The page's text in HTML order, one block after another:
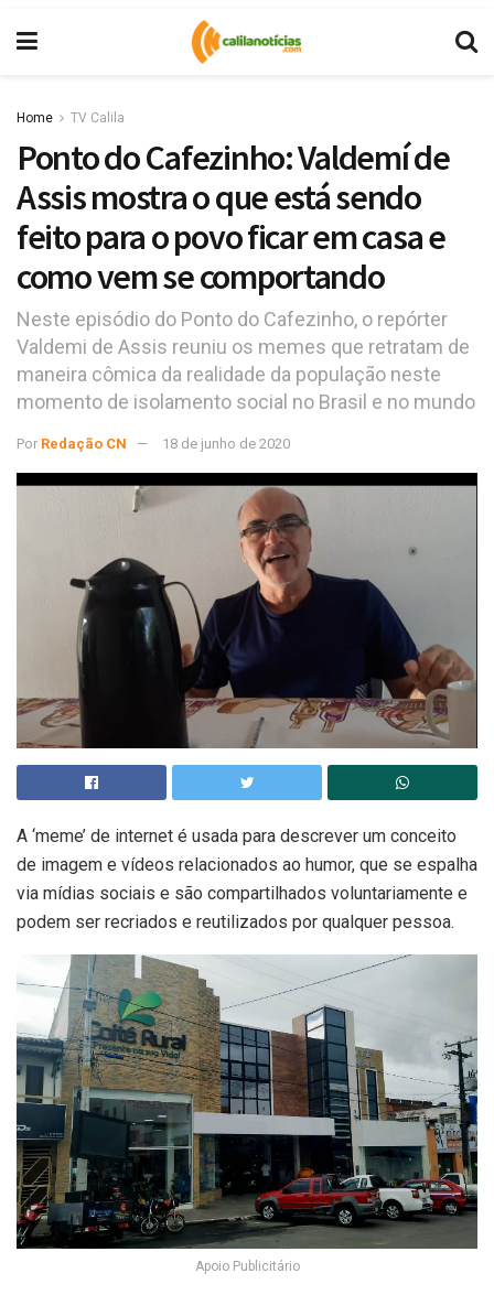
Home TV Calila
Ponto do Cafezinho: Valdemí de
Assis mostra o que está sendo
feito para o povo ficar em casa e
como vem se comportando
Neste episódio do Ponto do Cafezinho, o repórter
Valdemi de Assis reuniu os memes que retratam de
maneira cômica da realidade da população neste
momento de isolamento social no Brasil e no mundo
Por Redação CN 18 de junho de 2020
A ‘meme’ de internet é usada para descrever um conceito
de imagem e vídeos relacionados ao humor, que se espalha
via mídias sociais e são compartilhados voluntariamente e
podem ser recriados e reutilizados por qualquer pessoa.
Apoio Publicitário